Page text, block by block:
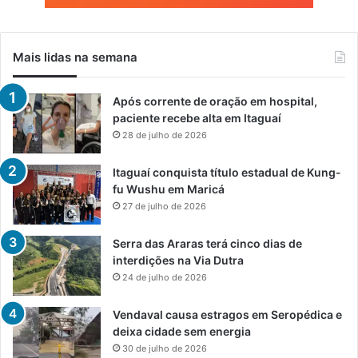
Mais lidas na semana
Após corrente de oração em hospital,
paciente recebe alta em Itaguaí
28 de julho de 2026
Itaguaí conquista título estadual de Kung-
fu Wushu em Maricá
27 de julho de 2026
Serra das Araras terá cinco dias de
interdições na Via Dutra
24 de julho de 2026
Vendaval causa estragos em Seropédica e
deixa cidade sem energia
30 de julho de 2026